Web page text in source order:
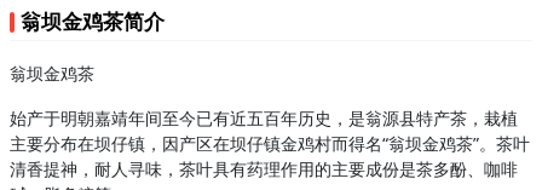
翁坝金鸡茶简介
翁坝金鸡茶
始产于明朝嘉靖年间至今已有近五百年历史，是翁源县特产茶，栽植
主要分布在坝仔镇，因产区在坝仔镇金鸡村而得名“翁坝金鸡茶”。茶叶
清香提神，耐人寻味，茶叶具有药理作用的主要成份是茶多酚、咖啡